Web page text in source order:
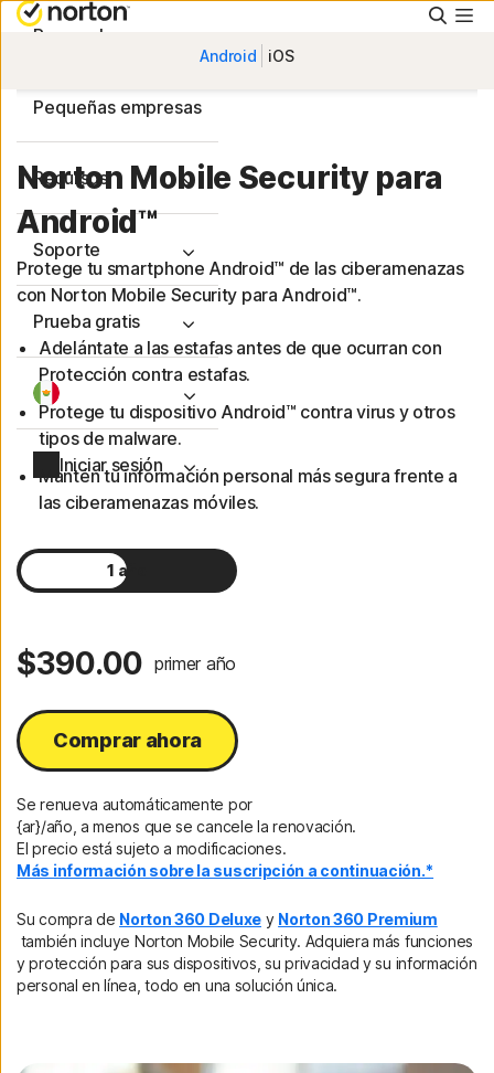
Personal
Pequeñas empresas
Recursos
Soporte
Prueba gratis
Iniciar sesión
Android iOS
Norton Mobile Security para
Android™
Protege tu smartphone Android™ de las ciberamenazas
con Norton Mobile Security para Android™.
Adelántate a las estafas antes de que ocurran con
Protección contra estafas.
Protege tu dispositivo Android™ contra virus y otros
tipos de malware.
Mantén tu información personal más segura frente a
las ciberamenazas móviles.
1 año
$390.00 primer año
Comprar ahora
Se renueva automáticamente por
{ar}/año, a menos que se cancele la renovación.
El precio está sujeto a modificaciones.
Más información sobre la suscripción a continuación.*
Su compra de Norton 360 Deluxe y Norton 360 Premium
también incluye Norton Mobile Security. Adquiera más funciones
y protección para sus dispositivos, su privacidad y su información
personal en línea, todo en una solución única.